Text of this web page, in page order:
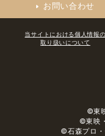
お問い合わせ
当サイトにおける個人情報の
取り扱いについて
©東
©東映
©石森プロ